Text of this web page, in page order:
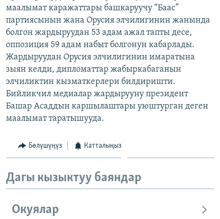
ЫҢГАЙСЫЗ СУРООЛОР
ЭЕ/АРнун бардык сайттары
маалымат каражаттары башкаруучу “Баас”
партиясынын жана Орусия элчилигинин жанында
болгон жардыруудан 53 адам ажал тапты десе,
оппозиция 59 адам набыт болгонун кабарлады.
Жардыруудан Орусия элчилигинин имаратына
зыян келди, дипломаттар жабыркабаганын
элчиликтин кызматкерлери билдиришти.
Бийликчил медиалар жардырууну президент
Башар Асаддын каршылаштары уюштурган деген
маалымат таратышууда.
Бөлүшүңүз Катталыңыз
Дагы кызыктуу баяндар
Окуялар